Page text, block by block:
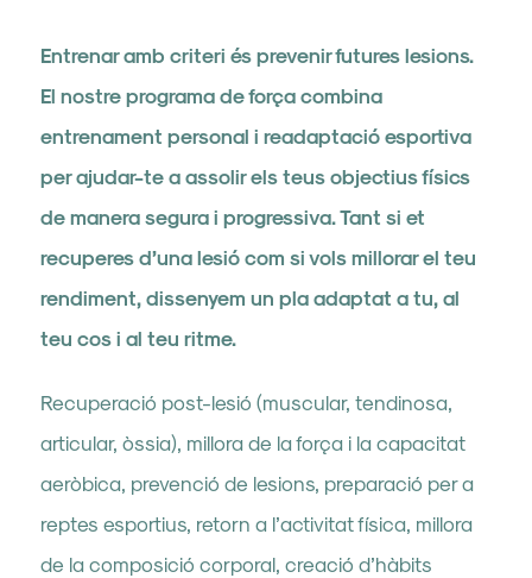
Entrenar amb criteri és prevenir futures lesions.
El nostre programa de força combina
entrenament personal i readaptació esportiva
per ajudar-te a assolir els teus objectius físics
de manera segura i progressiva. Tant si et
recuperes d’una lesió com si vols millorar el teu
rendiment, dissenyem un pla adaptat a tu, al
teu cos i al teu ritme.
Recuperació post-lesió (muscular, tendinosa,
articular, òssia), millora de la força i la capacitat
aeròbica, prevenció de lesions, preparació per a
reptes esportius, retorn a l’activitat física, millora
de la composició corporal, creació d’hàbits